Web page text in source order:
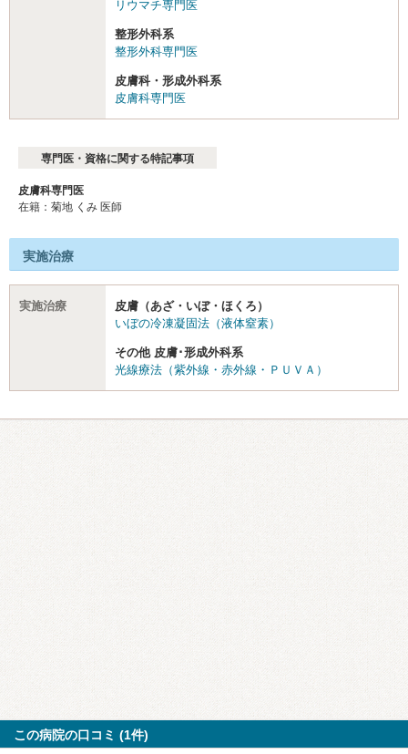
リウマチ専門医
整形外科系
整形外科専門医
皮膚科・形成外科系
皮膚科専門医
専門医・資格に関する特記事項
皮膚科専門医
在籍：菊地 くみ 医師
実施治療
実施治療
皮膚（あざ・いぼ・ほくろ）
いぼの冷凍凝固法（液体窒素）
その他 皮膚･形成外科系
光線療法（紫外線・赤外線・ＰＵＶＡ）
この病院の口コミ (1件)